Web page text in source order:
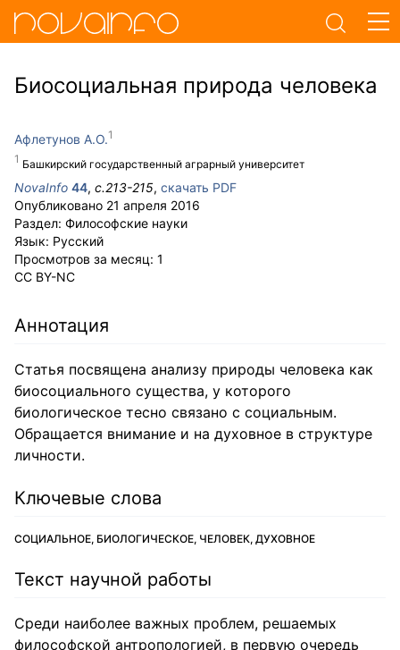
Биосоциальная природа человека
Афлетунов А.О.
Башкирский государственный аграрный университет
NovaInfo 44, с.213-215, скачать PDF
Опубликовано 21 апреля 2016
Раздел: Философские науки
Язык: Русский
Просмотров за месяц: 1
CC BY-NC
Аннотация
Статья посвящена анализу природы человека как
биосоциального существа, у которого
биологическое тесно связано с социальным.
Обращается внимание и на духовное в структуре
личности.
Ключевые слова
СОЦИАЛЬНОЕ, БИОЛОГИЧЕСКОЕ, ЧЕЛОВЕК, ДУХОВНОЕ
Текст научной работы
Среди наиболее важных проблем, решаемых
философской антропологией, в первую очередь